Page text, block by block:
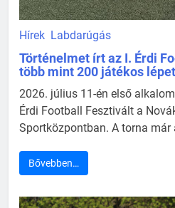
Hírek Labdarúgás
Történelmet írt az I. Érdi
több mint 200 játékos
2026. július 11-én első
Érdi Football Fesztivált a
Sportközpontban. A torna már
Bővebben…